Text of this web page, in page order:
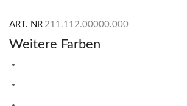
ART. NR 211.112.00000.000
Weitere Farben